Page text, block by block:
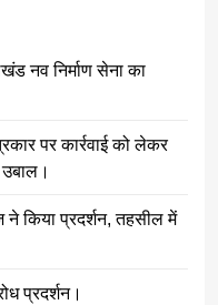
नव निर्माण सेना का
पर कार्रवाई को लेकर
ने किया प्रदर्शन, तहसील में
प्रदर्शन।